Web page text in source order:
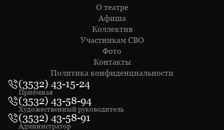
О театре
Афиша
Коллектив
Участникам СВО
Фото
Контакты
Политика конфиденциальности
(3532) 43-15-24
Приёмная
(3532) 43-58-94
Художественный руководитель
(3532) 43-58-91
Администратор